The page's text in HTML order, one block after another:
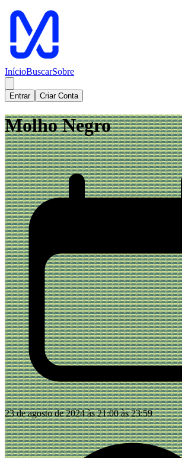
InícioBuscarSobre
Entrar Criar Conta
Molho Negro
23 de agosto de 2024 às 21:00 às 23:59